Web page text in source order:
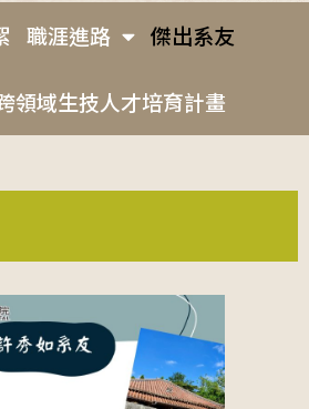
職涯進路 傑出系友
領域生技人才培育計畫